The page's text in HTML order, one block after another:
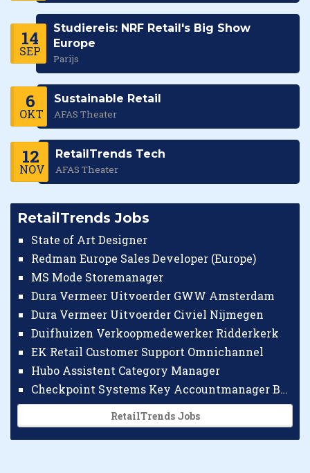
14
SEP
Studiereis: NRF Retail's Big Show
Europe
Parijs
6
OKT
Sustainable Retail
AFAS Theater
12
NOV
RetailTrends Tech
AFAS Theater
RetailTrends Jobs
State of Art Designer
Redman Europe Sales Developer (Europe)
MS Mode Storemanager
Dura Vermeer Uitvoerder GWW Amsterdam
Dura Vermeer Uitvoerder Civiel Nijmegen
Duifhuizen Verkoopmedewerker Ridderkerk
EK Retail Customer Support Omnichannel
Hubo Assistent Category Manager
Checkpoint Systems Key Accountmanager Benelux
RetailTrends Jobs